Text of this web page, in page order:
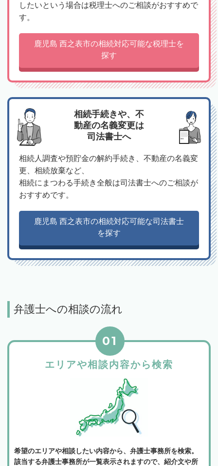
したいという場合は税理士へのご相談がおすすめで
す。
鹿児島 西之表市の相続対応可能な税理士を
探す
相続手続きや、不
動産の名義変更は
司法書士へ
相続人調査や預貯金の解約手続き、不動産の名義変
更、相続放棄など、
相続にまつわる手続き全般は司法書士へのご相談が
おすすめです。
鹿児島 西之表市の相続対応可能な司法書士
を探す
弁護士への相談の流れ
エリアや相談内容から検索
01
希望のエリアや相談したい内容から、弁護士事務所を検索。
該当する弁護士事務所が一覧表示されますので、紹介文や所